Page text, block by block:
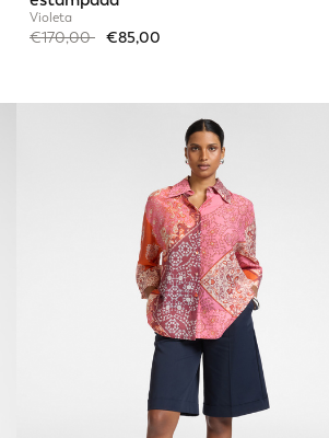
Violeta
Price reduced from
€170,00to€85,00